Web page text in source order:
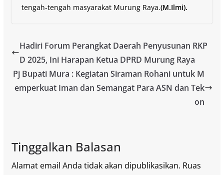
tengah-tengah masyarakat Murung Raya.(M.Ilmi).
Hadiri Forum Perangkat Daerah Penyusunan RKP
D 2025, Ini Harapan Ketua DPRD Murung Raya
Pj Bupati Mura : Kegiatan Siraman Rohani untuk M
emperkuat Iman dan Semangat Para ASN dan Tek
on
Tinggalkan Balasan
Alamat email Anda tidak akan dipublikasikan. Ruas